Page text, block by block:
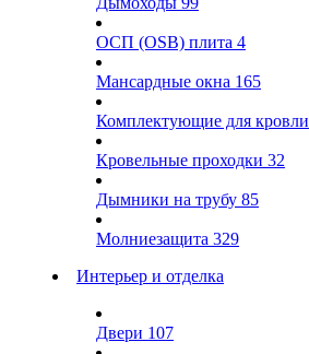
ОСП (OSB) плита 4
Мансардные окна 165
Комплектующие для кровли
Кровельные проходки 32
Дымники на трубу 85
Молниезащита 329
Интерьер и отделка
Двери 107